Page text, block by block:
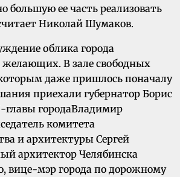
большую ее часть реализовать
Николай Шумаков.
облика города
желающих. В зале свободных
даже пришлось поначалу
приехали губернатор Борис
городаВладимир
комитета
и архитектуры Сергей
архитектор Челябинска
вице-мэр города по дорожному